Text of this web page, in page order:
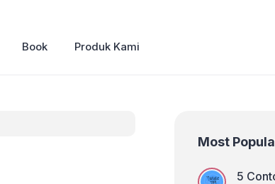
Book Produk Kami
Most
5